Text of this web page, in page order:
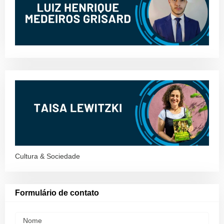
Cultura & Sociedade
Formulário de contato